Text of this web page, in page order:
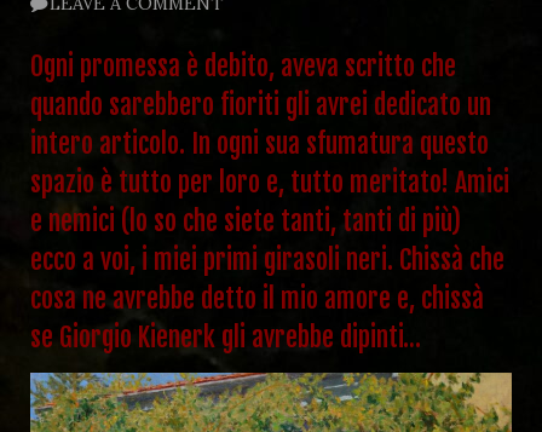
Ogni promessa è debito, aveva scritto che
quando sarebbero fioriti gli avrei dedicato un
intero articolo. In ogni sua sfumatura questo
spazio è tutto per loro e, tutto meritato! Amici
e nemici (lo so che siete tanti, tanti di più)
ecco a voi, i miei primi girasoli neri. Chissà che
cosa ne avrebbe detto il mio amore e, chissà
se Giorgio Kienerk gli avrebbe dipinti…